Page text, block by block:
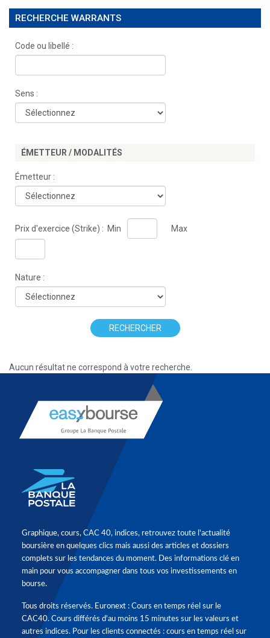
RECHERCHE WARRANTS
Code ou libellé :
Sens :
ÉMETTEUR / MODALITÉS
Émetteur :
Prix d'exercice (Strike) : Min Max
Nature :
RECHERCHER
Aucun résultat ne correspond à votre recherche.
Graphique, cours, CAC 40, indices, retrouvez toute l'actualité
boursière en quelques clics mais aussi des articles et dossiers
complets sur les tendances du moment. Des informations clé en
main pour vous accompagner dans tous vos investissements en
bourse.
Tous droits réservés. Euronext : Cours en temps réel sur le
CAC40. Cours différés d'au moins 15 minutes sur les valeurs et
autres indices. Pour les clients connectés : cours en temps réel sur